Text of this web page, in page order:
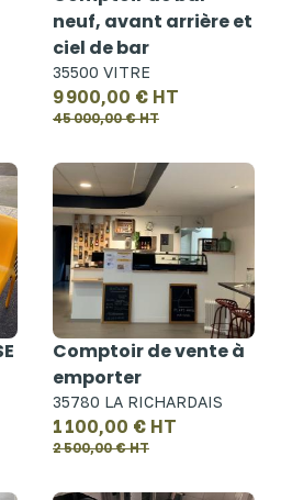
neuf, avant arrière et
ciel de bar
35500 VITRE
9 900,00 € HT
45 000,00 € HT
Comptoir de vente à
emporter
35780 LA RICHARDAIS
1 100,00 € HT
2 500,00 € HT